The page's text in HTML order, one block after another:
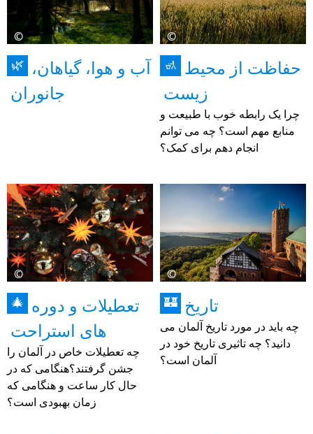
©
🌿
آب و هوا، گیاهان،
جانوران
©
🚮
حفاظت از محیط
زیست
چرا یک رابطه خوب با طبیعت و
منابع مهم است؟ چه می توانم
انجام دهم برای کمک؟
©
🎄
تعطیلات و دوره
های استراحت
چه تعطیلات خاص در آلمان را
جشن گرفتند؟هنگامی که در
حال کار ساعت و هنگامی که
زمان بهبودی است؟
©
🏰 تاریخ
چه باید در مورد تاریخ آلمان می
دانید؟ چه تاثیری تاریخ خود در
آلمان است؟